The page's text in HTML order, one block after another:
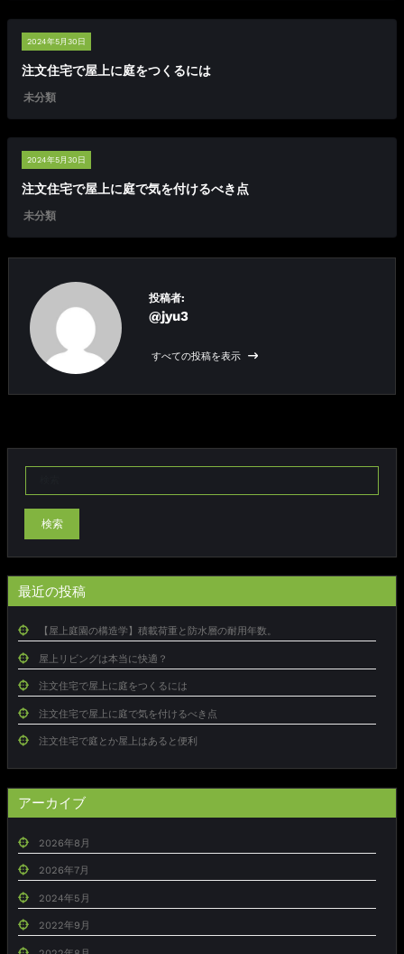
2024年5月30日
注文住宅で屋上に庭をつくるには
未分類
2024年5月30日
注文住宅で屋上に庭で気を付けるべき点
未分類
投稿者:
@jyu3
すべての投稿を表示
検索
最近の投稿
【屋上庭園の構造学】積載荷重と防水層の耐用年数。
屋上リビングは本当に快適？
注文住宅で屋上に庭をつくるには
注文住宅で屋上に庭で気を付けるべき点
注文住宅で庭とか屋上はあると便利
アーカイブ
2026年8月
2026年7月
2024年5月
2022年9月